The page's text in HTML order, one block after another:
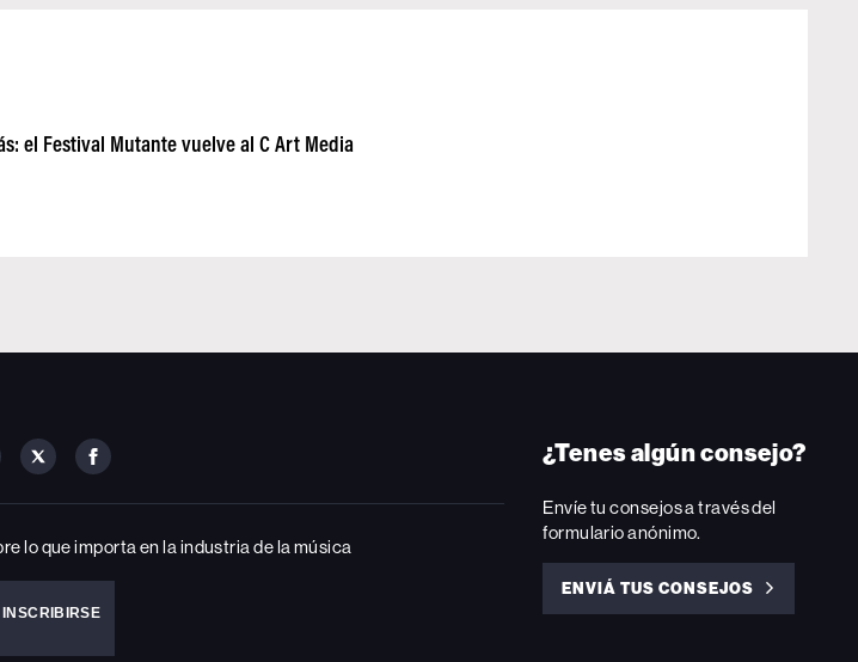
el Festival Mutante vuelve al C Art Media
FOLLOW
ON
FOLLOW
ON
lo que importa en la industria de la música
¿Tenes algún consejo?
Envíe tu consejos a través del
formulario anónimo.
ENVIÁ TUS CONSEJOS
ENVIÁ